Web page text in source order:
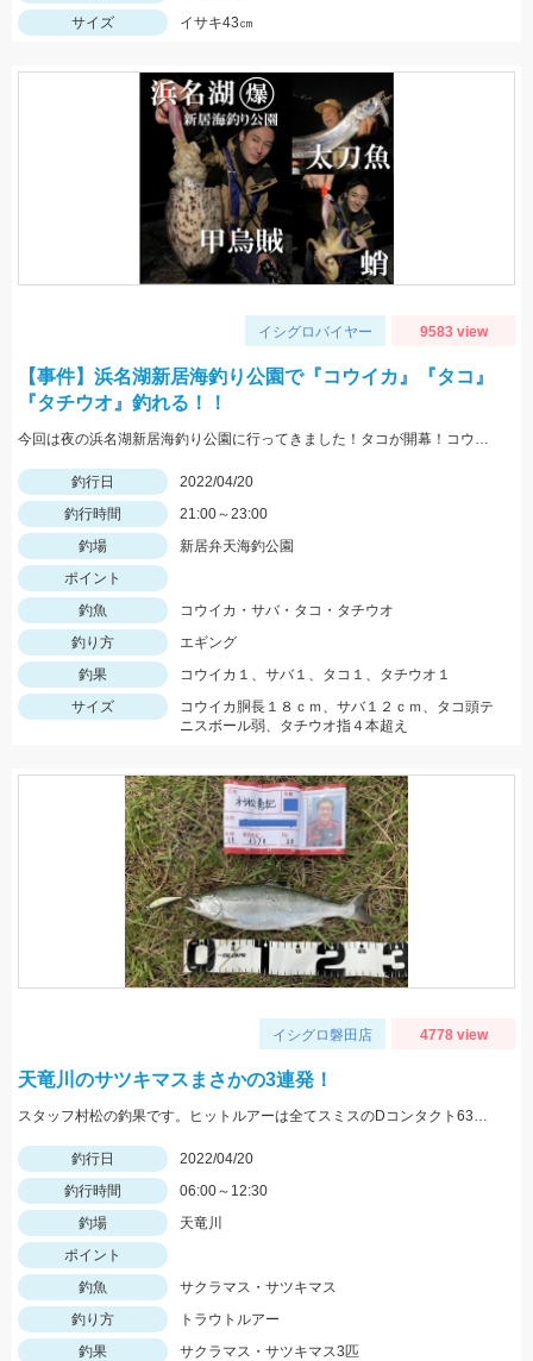
サイズ
イサキ43㎝
イシグロバイヤー 9583 view
【事件】浜名湖新居海釣り公園で『コウイカ』『タコ』
『タチウオ』釣れる！！
今回は夜の浜名湖新居海釣り公園に行ってきました！タコが開幕！コウイカも釣れて、さらにデカタチウオまで！！今の浜名湖はかなり活性高いです！
釣行日
2022/04/20
釣行時間
21:00～23:00
釣場
新居弁天海釣公園
ポイント
釣魚
コウイカ・サバ・タコ・タチウオ
釣り方
エギング
釣果
コウイカ１、サバ１、タコ１、タチウオ１
サイズ
コウイカ胴長１８ｃｍ、サバ１２ｃｍ、タコ頭テ
ニスボール弱、タチウオ指４本超え
イシグロ磐田店 4778 view
天竜川のサツキマスまさかの3連発！
スタッフ村松の釣果です。ヒットルアーは全てスミスのDコンタクト63の鮎カラーです。今年はサツキマスが多そうです。
釣行日
2022/04/20
釣行時間
06:00～12:30
釣場
天竜川
ポイント
釣魚
サクラマス・サツキマス
釣り方
トラウトルアー
釣果
サクラマス・サツキマス3匹